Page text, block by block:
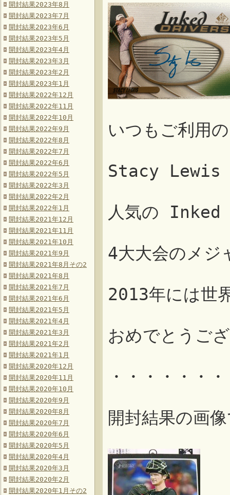
開封結果2023年8月
開封結果2023年7月
開封結果2023年6月
開封結果2023年5月
開封結果2023年4月
開封結果2023年3月
開封結果2023年2月
開封結果2023年1月
開封結果2022年12月
開封結果2022年11月
開封結果2022年10月
開封結果2022年9月
開封結果2022年8月
開封結果2022年7月
開封結果2022年6月
開封結果2022年5月
開封結果2022年3月
開封結果2022年2月
開封結果2022年1月
開封結果2021年12月
開封結果2021年11月
開封結果2021年10月
開封結果2021年9月
開封結果2021年8月その2
開封結果2021年8月
開封結果2021年7月
開封結果2021年6月
開封結果2021年5月
開封結果2021年4月
開封結果2021年3月
開封結果2021年2月
開封結果2021年1月
開封結果2020年12月
開封結果2020年11月
開封結果2020年10月
開封結果2020年9月
開封結果2020年8月
開封結果2020年7月
開封結果2020年6月
開封結果2020年5月
開封結果2020年4月
開封結果2020年3月
開封結果2020年2月
開封結果2020年1月その2
いつもご利用
Stacy Lewis
人気の
4大大会のメジ
2013年には世
おめでとうご
・・・・・・
開封結果の画